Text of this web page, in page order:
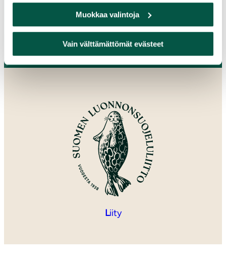
Muokkaa valintoja
Vain välttämättömät evästeet
Liity